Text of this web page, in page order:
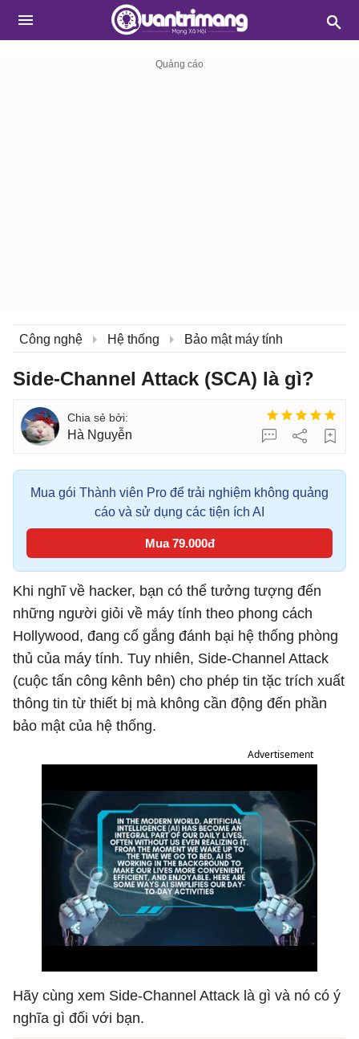
Công nghệ Hệ thống Bảo mật máy tính
Side-Channel Attack (SCA) là gì?
Hà Nguyễn
Mua gói Thành viên Pro để trải nghiệm không quảng
cáo và sử dụng các tiện ích AI
Mua 79.000đ
Khi nghĩ về hacker, bạn có thể tưởng tượng đến
những người giỏi về máy tính theo phong cách
Hollywood, đang cố gắng đánh bại hệ thống phòng
thủ của máy tính. Tuy nhiên, Side-Channel Attack
(cuộc tấn công kênh bên) cho phép tin tặc trích xuất
thông tin từ thiết bị mà không cần động đến phần
bảo mật của hệ thống.
Advertisement
Hãy cùng xem Side-Channel Attack là gì và nó có ý
nghĩa gì đối với bạn.